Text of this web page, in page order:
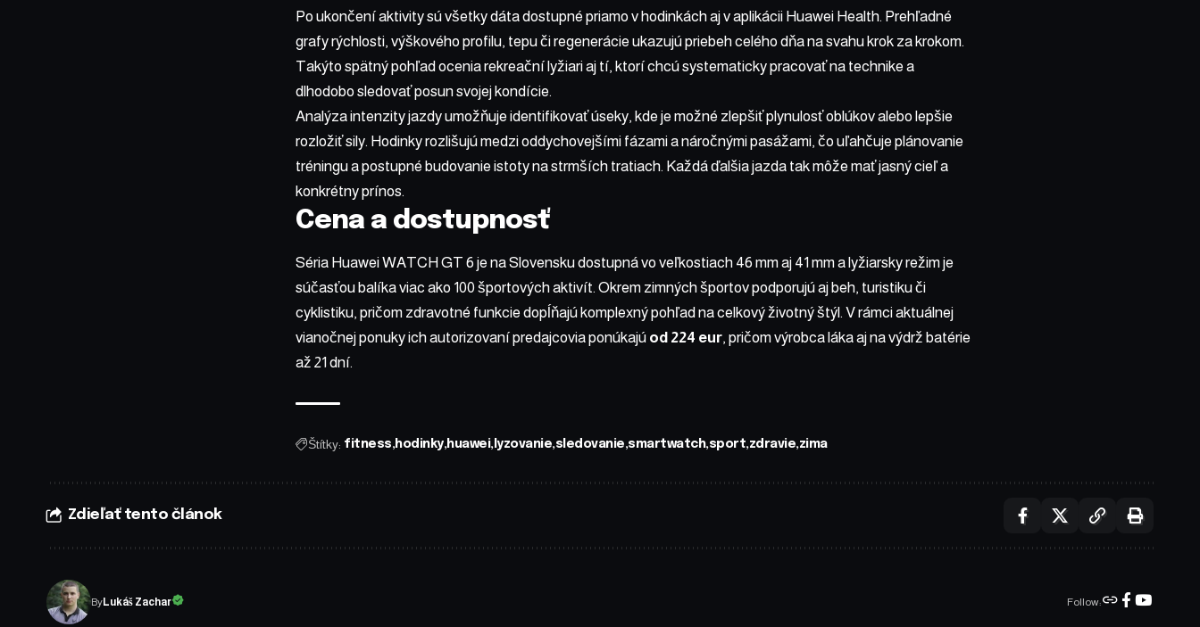
Po ukončení aktivity sú všetky dáta dostupné priamo v hodinkách aj v aplikácii Huawei Health. Prehľadné
grafy rýchlosti, výškového profilu, tepu či regenerácie ukazujú priebeh celého dňa na svahu krok za krokom.
Takýto spätný pohľad ocenia rekreační lyžiari aj tí, ktorí chcú systematicky pracovať na technike a
dlhodobo sledovať posun svojej kondície.
Analýza intenzity jazdy umožňuje identifikovať úseky, kde je možné zlepšiť plynulosť oblúkov alebo lepšie
rozložiť sily. Hodinky rozlišujú medzi oddychovejšími fázami a náročnými pasážami, čo uľahčuje plánovanie
tréningu a postupné budovanie istoty na strmších tratiach. Každá ďalšia jazda tak môže mať jasný cieľ a
konkrétny prínos.
Cena a dostupnosť
Séria Huawei WATCH GT 6 je na Slovensku dostupná vo veľkostiach 46 mm aj 41 mm a lyžiarsky režim je
súčasťou balíka viac ako 100 športových aktivít. Okrem zimných športov podporujú aj beh, turistiku či
cyklistiku, pričom zdravotné funkcie dopĺňajú komplexný pohľad na celkový životný štýl. V rámci aktuálnej
vianočnej ponuky ich autorizovaní predajcovia ponúkajú od 224 eur, pričom výrobca láka aj na výdrž batérie
až 21 dní.
Štítky: fitness hodinky huawei lyzovanie sledovanie smartwatch sport zdravie zima
Zdieľať tento článok
ByLukáš Zachar Follow: